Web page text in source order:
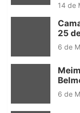
14 de
25
6 de
6 de